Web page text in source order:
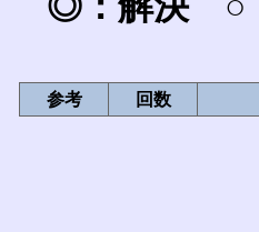
参考 回数